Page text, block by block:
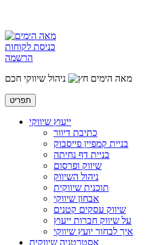
כניסת לקוחות
הרשמה
מאה הימים
ניהול שיווקי חכם
תפריט
ייעוץ שיווקי
כתיבת דיוור
בניית קמפיין פייסבוק
בניית דף נחיתה
שיווק ופרסום
ניהול השיווק
תוכנית שיווקית
אבחון שיווקי
שיווק עסקים קטנים
על שיווק חברות ייעוץ
איך לבחור יועץ שיווקי
אסטרטגיה שיווקית